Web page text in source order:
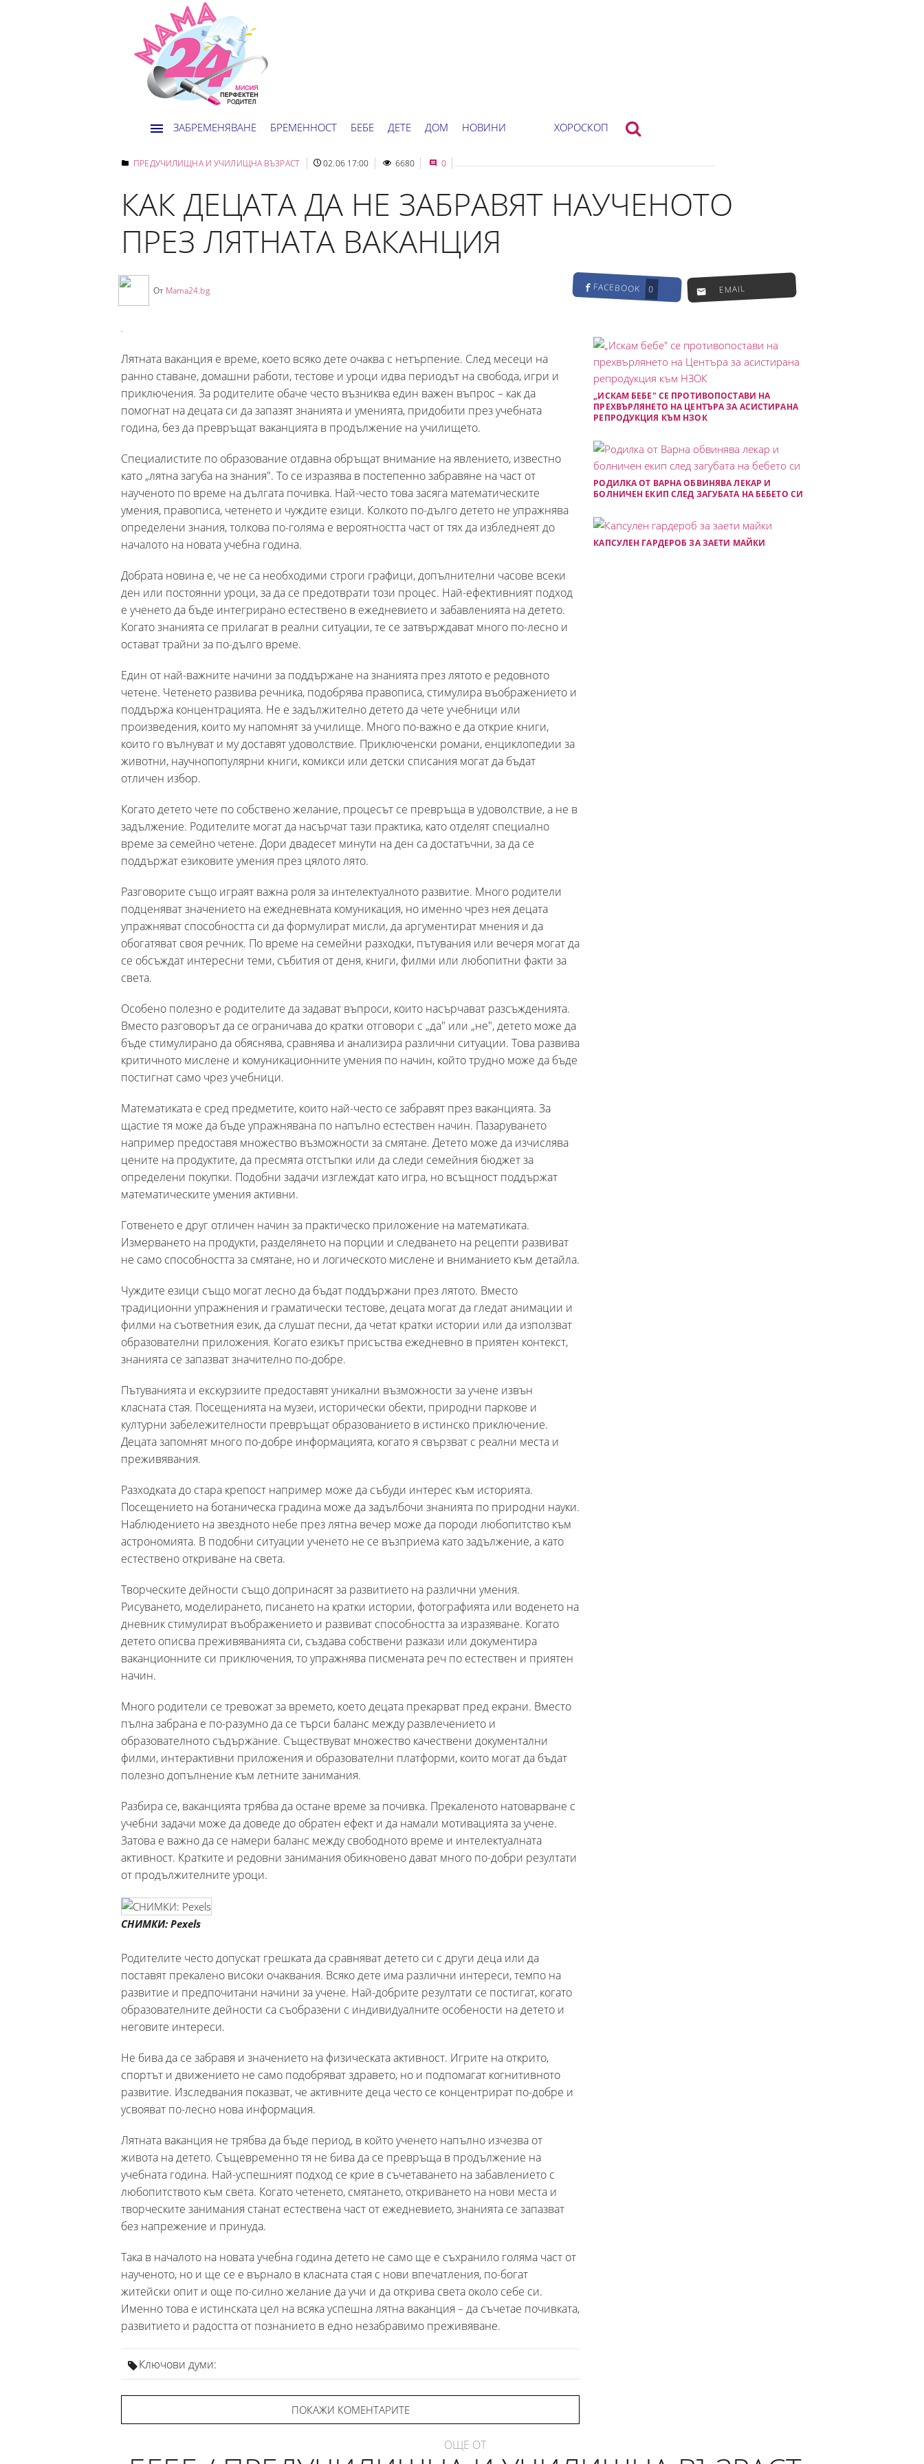
ЗАБРЕМЕНЯВАНЕ БРЕМЕННОСТ БЕБЕ ДЕТЕ ДОМ НОВИНИ ХОРОСКОП
ПРЕДУЧИЛИЩНА И УЧИЛИЩНА ВЪЗРАСТ 02.06 17:00 6680 0
КАК ДЕЦАТА ДА НЕ ЗАБРАВЯТ НАУЧЕНОТО
ПРЕЗ ЛЯТНАТА ВАКАНЦИЯ
От Mama24.bg FACEBOOK 0 EMAIL
Лятната ваканция е време, което всяко дете очаква с нетърпение. След месеци на
ранно ставане, домашни работи, тестове и уроци идва периодът на свобода, игри и
приключения. За родителите обаче често възниква един важен въпрос – как да
помогнат на децата си да запазят знанията и уменията, придобити през учебната
година, без да превръщат ваканцията в продължение на училището.
Специалистите по образование отдавна обръщат внимание на явлението, известно
като „лятна загуба на знания". То се изразява в постепенно забравяне на част от
наученото по време на дългата почивка. Най-често това засяга математическите
умения, правописа, четенето и чуждите езици. Колкото по-дълго детето не упражнява
определени знания, толкова по-голяма е вероятността част от тях да избледнеят до
началото на новата учебна година.
Добрата новина е, че не са необходими строги графици, допълнителни часове всеки
ден или постоянни уроци, за да се предотврати този процес. Най-ефективният подход
е ученето да бъде интегрирано естествено в ежедневието и забавленията на детето.
Когато знанията се прилагат в реални ситуации, те се затвърждават много по-лесно и
остават трайни за по-дълго време.
Един от най-важните начини за поддържане на знанията през лятото е редовното
четене. Четенето развива речника, подобрява правописа, стимулира въображението и
поддържа концентрацията. Не е задължително детето да чете учебници или
произведения, които му напомнят за училище. Много по-важно е да открие книги,
които го вълнуват и му доставят удоволствие. Приключенски романи, енциклопедии за
животни, научнопопулярни книги, комикси или детски списания могат да бъдат
отличен избор.
Когато детето чете по собствено желание, процесът се превръща в удоволствие, а не в
задължение. Родителите могат да насърчат тази практика, като отделят специално
време за семейно четене. Дори двадесет минути на ден са достатъчни, за да се
поддържат езиковите умения през цялото лято.
Разговорите също играят важна роля за интелектуалното развитие. Много родители
подценяват значението на ежедневната комуникация, но именно чрез нея децата
упражняват способността си да формулират мисли, да аргументират мнения и да
обогатяват своя речник. По време на семейни разходки, пътувания или вечеря могат да
се обсъждат интересни теми, събития от деня, книги, филми или любопитни факти за
света.
Особено полезно е родителите да задават въпроси, които насърчават разсъжденията.
Вместо разговорът да се ограничава до кратки отговори с „да" или „не", детето може да
бъде стимулирано да обяснява, сравнява и анализира различни ситуации. Това развива
критичното мислене и комуникационните умения по начин, който трудно може да бъде
постигнат само чрез учебници.
Математиката е сред предметите, които най-често се забравят през ваканцията. За
щастие тя може да бъде упражнявана по напълно естествен начин. Пазаруването
например предоставя множество възможности за смятане. Детето може да изчислява
цените на продуктите, да пресмята отстъпки или да следи семейния бюджет за
определени покупки. Подобни задачи изглеждат като игра, но всъщност поддържат
математическите умения активни.
Готвенето е друг отличен начин за практическо приложение на математиката.
Измерването на продукти, разделянето на порции и следването на рецепти развиват
не само способността за смятане, но и логическото мислене и вниманието към детайла.
Чуждите езици също могат лесно да бъдат поддържани през лятото. Вместо
традиционни упражнения и граматически тестове, децата могат да гледат анимации и
филми на съответния език, да слушат песни, да четат кратки истории или да използват
образователни приложения. Когато езикът присъства ежедневно в приятен контекст,
знанията се запазват значително по-добре.
Пътуванията и екскурзиите предоставят уникални възможности за учене извън
класната стая. Посещенията на музеи, исторически обекти, природни паркове и
културни забележителности превръщат образованието в истинско приключение.
Децата запомнят много по-добре информацията, когато я свързват с реални места и
преживявания.
Разходката до стара крепост например може да събуди интерес към историята.
Посещението на ботаническа градина може да задълбочи знанията по природни науки.
Наблюдението на звездното небе през лятна вечер може да породи любопитство към
астрономията. В подобни ситуации ученето не се възприема като задължение, а като
естествено откриване на света.
Творческите дейности също допринасят за развитието на различни умения.
Рисуването, моделирането, писането на кратки истории, фотографията или воденето на
дневник стимулират въображението и развиват способността за изразяване. Когато
детето описва преживяванията си, създава собствени разкази или документира
ваканционните си приключения, то упражнява писмената реч по естествен и приятен
начин.
Много родители се тревожат за времето, което децата прекарват пред екрани. Вместо
пълна забрана е по-разумно да се търси баланс между развлечението и
образователното съдържание. Съществуват множество качествени документални
филми, интерактивни приложения и образователни платформи, които могат да бъдат
полезно допълнение към летните занимания.
Разбира се, ваканцията трябва да остане време за почивка. Прекаленото натоварване с
учебни задачи може да доведе до обратен ефект и да намали мотивацията за учене.
Затова е важно да се намери баланс между свободното време и интелектуалната
активност. Кратките и редовни занимания обикновено дават много по-добри резултати
от продължителните уроци.
СНИМКИ: Pexels
Родителите често допускат грешката да сравняват детето си с други деца или да
поставят прекалено високи очаквания. Всяко дете има различни интереси, темпо на
развитие и предпочитани начини за учене. Най-добрите резултати се постигат, когато
образователните дейности са съобразени с индивидуалните особености на детето и
неговите интереси.
Не бива да се забравя и значението на физическата активност. Игрите на открито,
спортът и движението не само подобряват здравето, но и подпомагат когнитивното
развитие. Изследвания показват, че активните деца често се концентрират по-добре и
усвояват по-лесно нова информация.
Лятната ваканция не трябва да бъде период, в който ученето напълно изчезва от
живота на детето. Същевременно тя не бива да се превръща в продължение на
учебната година. Най-успешният подход се крие в съчетаването на забавлението с
любопитството към света. Когато четенето, смятането, откриването на нови места и
творческите занимания станат естествена част от ежедневието, знанията се запазват
без напрежение и принуда.
Така в началото на новата учебна година детето не само ще е съхранило голяма част от
наученото, но и ще се е върнало в класната стая с нови впечатления, по-богат
житейски опит и още по-силно желание да учи и да открива света около себе си.
Именно това е истинската цел на всяка успешна лятна ваканция – да съчетае почивката,
развитието и радостта от познанието в едно незабравимо преживяване.
Ключови думи:
ПОКАЖИ КОМЕНТАРИТЕ
„ИСКАМ БЕБЕ" СЕ ПРОТИВОПОСТАВИ НА
ПРЕХВЪРЛЯНЕТО НА ЦЕНТЪРА ЗА АСИСТИРАНА
РЕПРОДУКЦИЯ КЪМ НЗОК
РОДИЛКА ОТ ВАРНА ОБВИНЯВА ЛЕКАР И
БОЛНИЧЕН ЕКИП СЛЕД ЗАГУБАТА НА БЕБЕТО СИ
КАПСУЛЕН ГАРДЕРОБ ЗА ЗАЕТИ МАЙКИ
ОЩЕ ОТ